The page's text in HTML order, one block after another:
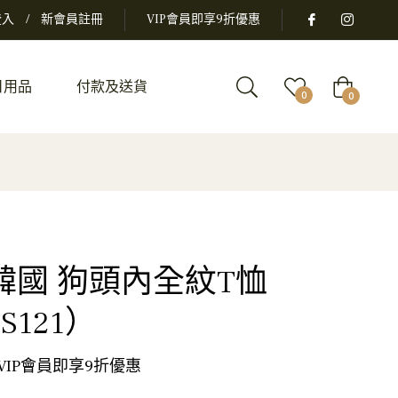
/ 新會員註冊 VIP會員即享9折優惠
品 付款及送貨 0 大
車 0
國 狗頭內全紋T恤
）
會員即享9折優惠